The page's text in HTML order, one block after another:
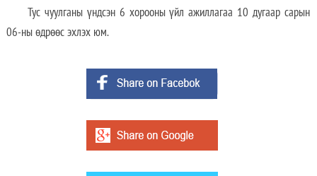
Тус чуулганы үндсэн 6 хорооны үйл ажиллагаа 10 дугаар сарын
06-ны өдрөөс эхлэх юм.